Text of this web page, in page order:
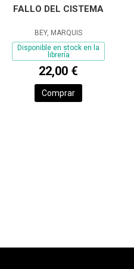
FALLO DEL CISTEMA
BEY, MARQUIS
Disponible en stock en la
librería
22,00 €
Comprar